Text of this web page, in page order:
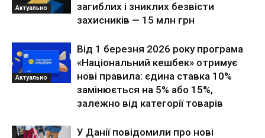
Актуально
загиблих і зниклих безвісти
захисників — 15 млн грн
Актуально
Від 1 березня 2026 року програма
«Національний кешбек» отримує
нові правила: єдина ставка 10%
замінюється на 5% або 15%,
залежно від категорії товарів
У Данії повідомили про нові